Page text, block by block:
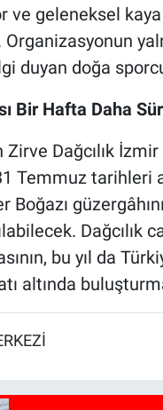
ve geleneksel kaya
duyan doğa
Bir Hafta Daha
Zirve Dağcılık
Temmuz tarihleri
Boğazı
Dağcılık
bu yıl da
altında